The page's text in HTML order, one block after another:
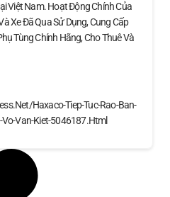
Việt Nam. Hoạt Động Chính Của
Xe Đã Qua Sử Dụng, Cung Cấp
Tùng Chính Hãng, Cho Thuê Và
haxaco-Tiep-Tuc-Rao-Ban-
Vo-Van-Kiet-5046187.html